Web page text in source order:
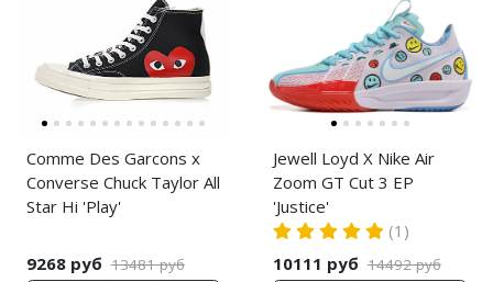
Comme Des Garcons x
Converse Chuck Taylor All
Star Hi 'Play'
9268 руб 13481 руб
Jewell Loyd X Nike Air
Zoom GT Cut 3 EP
'Justice'
(1)
10111 руб 14492 руб